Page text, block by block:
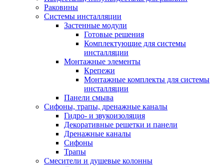
Раковины
Системы инсталляции
Застенные модули
Готовые решения
Комплектующие для системы
инсталляции
Монтажные элементы
Крепежи
Монтажные комплекты для системы
инсталляции
Панели смыва
Сифоны, трапы, дренажные каналы
Гидро- и звукоизоляция
Декоративные решетки и панели
Дренажные каналы
Сифоны
Трапы
Смесители и душевые колонны